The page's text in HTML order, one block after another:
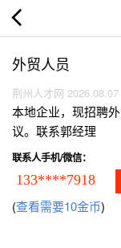
外贸人员
荆州人才网 2026.08.07
本地企业，现招聘
议。联系郭经理
联系人手机/微信：
133****7918
(查看需要10金币)